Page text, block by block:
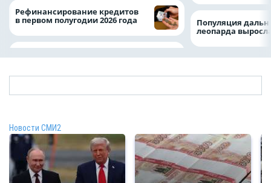
Рефинансирование кредитов
в первом полугодии 2026 года Популяция
леопарда
Новости СМИ2